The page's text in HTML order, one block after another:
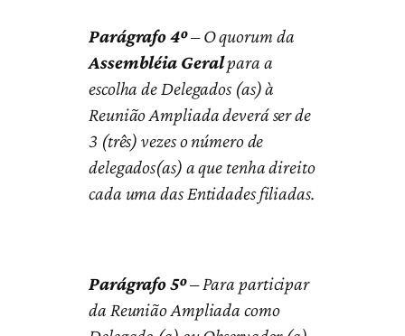
Parágrafo 4º– O quorum da
Assembléia Geralpara a
escolha de Delegados (as) à
Reunião Ampliada deverá ser de
3 (três) vezes o número de
delegados(as) a que tenha direito
cada uma das Entidades filiadas.
Parágrafo 5º– Para participar
da Reunião Ampliada como